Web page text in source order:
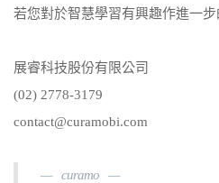
若您對於智慧學習有興趣作進一
展睿科技股份有限公司
(02) 2778-3179
contact@curamobi.com
curamo